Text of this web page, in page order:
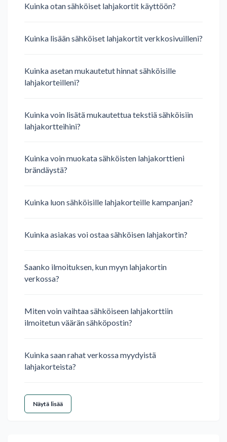
Kuinka otan sähköiset lahjakortit käyttöön?
Kuinka lisään sähköiset lahjakortit verkkosivuilleni?
Kuinka asetan mukautetut hinnat sähköisille
lahjakorteilleni?
Kuinka voin lisätä mukautettua tekstiä sähköisiin
lahjakortteihini?
Kuinka voin muokata sähköisten lahjakorttieni
brändäystä?
Kuinka luon sähköisille lahjakorteille kampanjan?
Kuinka asiakas voi ostaa sähköisen lahjakortin?
Saanko ilmoituksen, kun myyn lahjakortin
verkossa?
Miten voin vaihtaa sähköiseen lahjakorttiin
ilmoitetun väärän sähköpostin?
Kuinka saan rahat verkossa myydyistä
lahjakorteista?
Näytä lisää